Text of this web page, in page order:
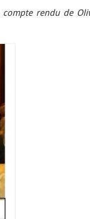
compte rendu de